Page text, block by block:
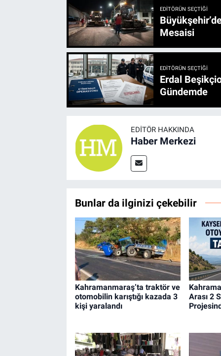
EDITÖRÜN SEÇTIĞI
Büyükşehir’den 3 İlçe 20 Noktada Yeni
Mesaisi
EDITÖRÜN SEÇTIĞI
Erdal
Gündemde
EDITÖR HAKKINDA
Haber Merkezi
Bunlar da ilginizi çekebilir
Kahramanmaraş’ta traktör ve
otomobilin karıştığı kazada 3
kişi yaralandı
Arası 2